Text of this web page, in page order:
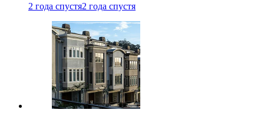
2 года спустя2 года спустя